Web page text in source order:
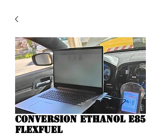
Conversion ethanol e85
flexfuel